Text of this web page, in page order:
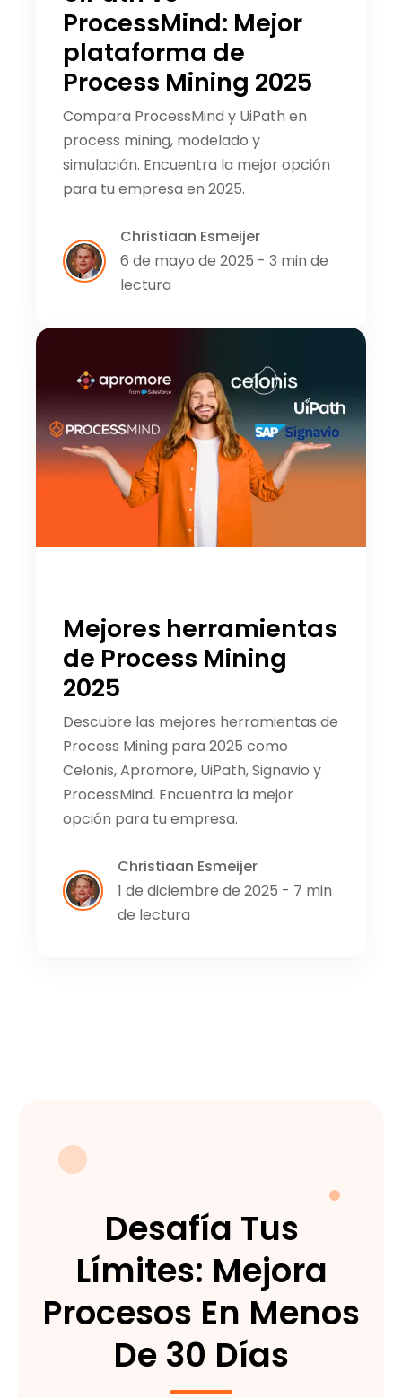
ProcessMind: Mejor
plataforma de
Process Mining 2025
Compara ProcessMind y UiPath en
process mining, modelado y
simulación. Encuentra la mejor opción
para tu empresa en 2025.
Christiaan Esmeijer
6 de mayo de 2025 - 3 min de
lectura
Mejores herramientas
de Process Mining
2025
Descubre las mejores herramientas de
Process Mining para 2025 como
Celonis, Apromore, UiPath, Signavio y
ProcessMind. Encuentra la mejor
opción para tu empresa.
Christiaan Esmeijer
1 de diciembre de 2025 - 7 min
de lectura
Desafía Tus
Límites: Mejora
Procesos En Menos
De 30 Días